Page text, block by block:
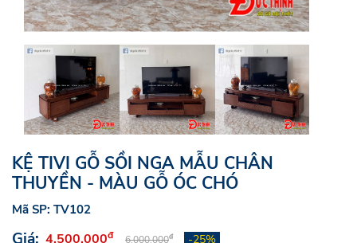
KỆ TIVI GỖ SỒI NGA MẪU CHÂN
THUYỀN - MÀU GỖ ÓC CHÓ
Mã SP: TV102
Giá: 4.500.000đ 6.000.000đ
-25%